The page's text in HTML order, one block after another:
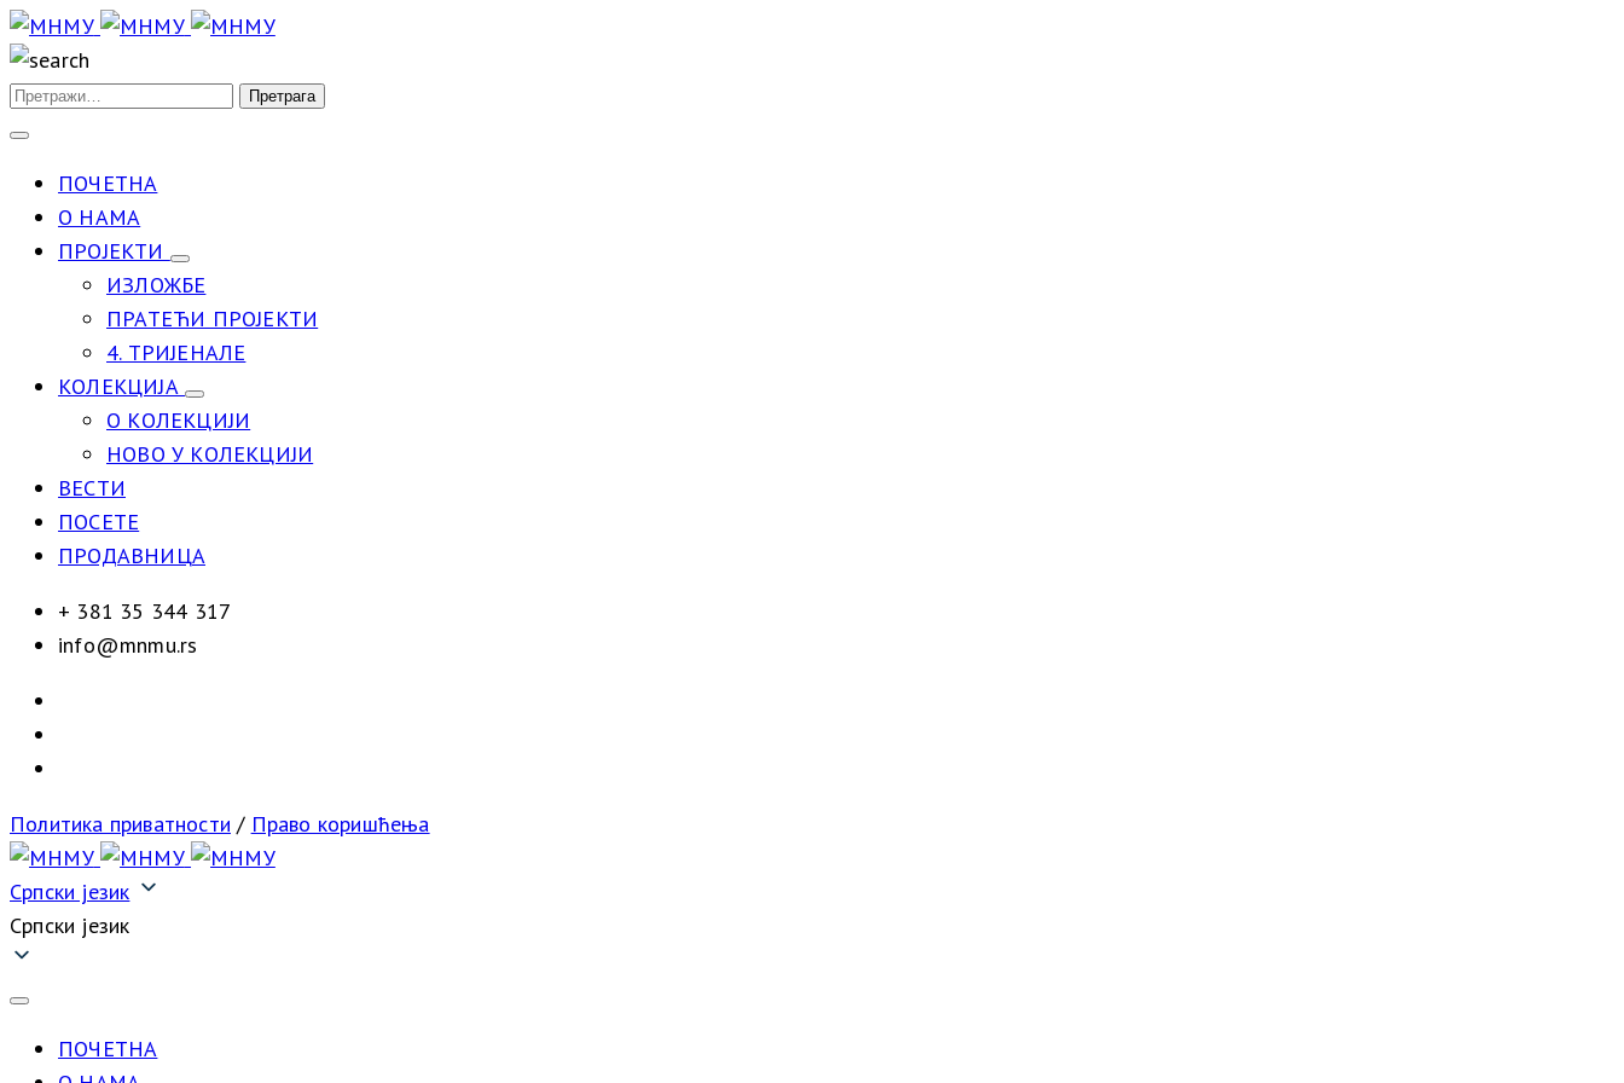
ПОЧЕТНА
О НАМА
ПРОЈЕКТИ
ИЗЛОЖБЕ
ПРАТЕЋИ ПРОЈЕКТИ
4. ТРИЈЕНАЛЕ
КОЛЕКЦИЈА
О КОЛЕКЦИЈИ
НОВО У КОЛЕКЦИЈИ
ВЕСТИ
ПОСЕТЕ
ПРОДАВНИЦА
+ 381 35 344 317
info@mnmu.rs
Политика приватности / Право коришћења
Српски језик
Српски језик
ПОЧЕТНА